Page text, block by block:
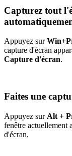
Capturez tout
Appuyez sur
capture d'écran
Capture d'écran.
Faites une
Appuyez sur Alt +
fenêtre actuellement
d'écran.